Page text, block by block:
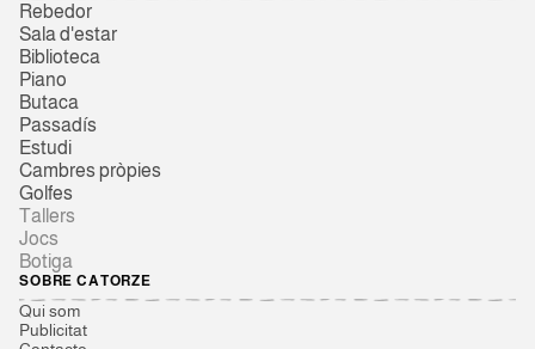
Rebedor
Sala d'estar
Biblioteca
Piano
Butaca
Passadís
Estudi
Cambres pròpies
Golfes
Tallers
Jocs
Botiga
SOBRE CATORZE
Qui som
Publicitat